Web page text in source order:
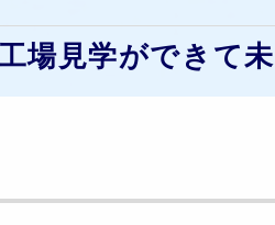
場見学ができて未